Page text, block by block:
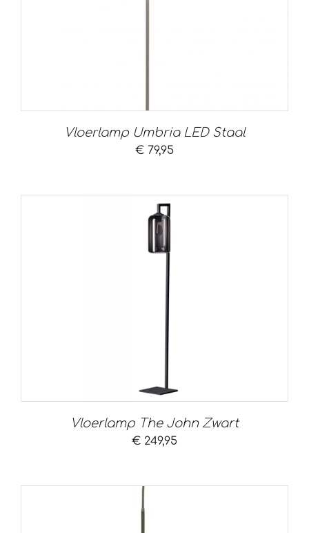
Vloerlamp Umbria LED Staal
€ 79,95
Vloerlamp The John Zwart
€ 249,95